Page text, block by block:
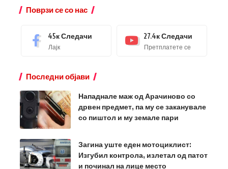
Поврзи се со нас
45кСледачи
Лајк
27.4кСледачи
Претплатете се
Последни објави
Нападнале маж од Арачиново со
дрвен предмет, па му се заканувале
со пиштол и му земале пари
Загина уште еден мотоциклист:
Изгубил контрола, излетал од патот
и починал на лице место